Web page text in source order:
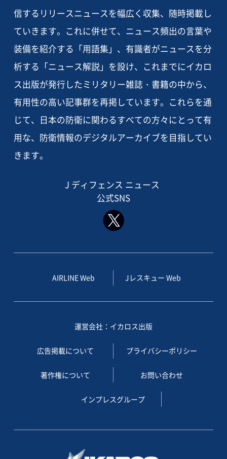
信するリリースニュースを幅広く収集、随時掲載し
ていきます。これに併せて、ニュース頻出の言葉や
装備を紹介する「用語集」、有識者がニュースを分
析する「ニュース解説」を設け、これまでにイカロ
ス出版が発行したミリタリー雑誌・書籍の中から、
有用性の高い記事群を再掲しています。これらを通
じて、日本の防衛に関わるすべての方々にとって有
用な、防衛情報のデジタルアーカイブを目指してい
きます。
J ディフェンス ニュース
公式SNS
AIRLINE Web Jレスキュー Web
運営会社：イカロス出版
広告掲載について プライバシーポリシー
著作権について お問い合わせ
インプレスグループ